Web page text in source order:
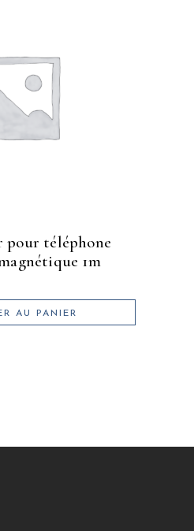
1m
AU PANIER